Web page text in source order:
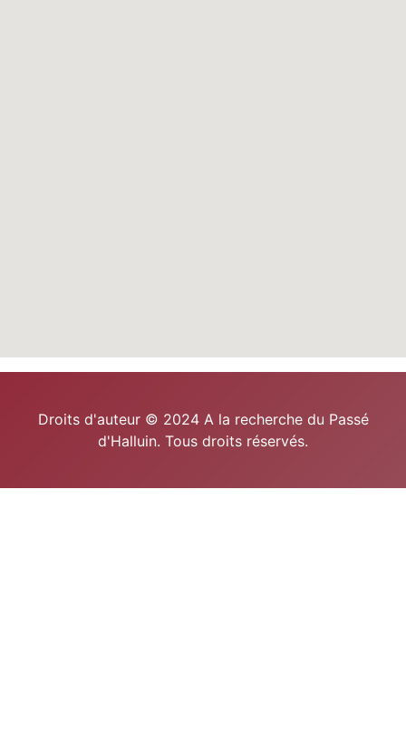
Droits d'auteur © 2024 A la recherche du Passé
d'Halluin. Tous droits réservés.